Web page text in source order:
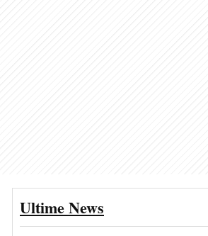
Ultime News